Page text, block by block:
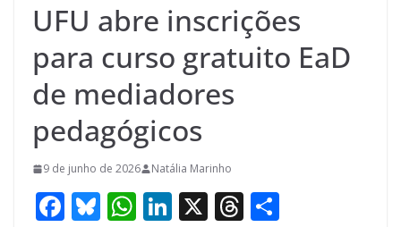
UFU abre inscrições
para curso gratuito EaD
de mediadores
pedagógicos
9 de junho de 2026 Natália Marinho
F Bl W Li X T